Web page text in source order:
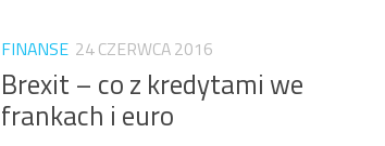
FINANSE 24 CZERWCA 2016
Brexit – co z kredytami we
frankach i euro